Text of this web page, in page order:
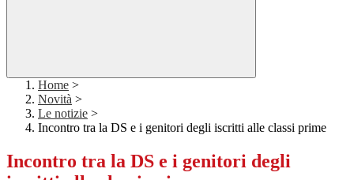
Home >
Novità >
Le notizie >
Incontro tra la DS e i genitori degli iscritti alle classi prime
Incontro tra la DS e i genitori degli